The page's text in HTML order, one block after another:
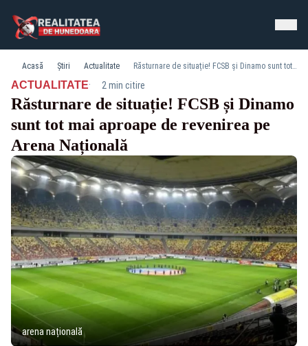
Acasă Știri Actualitate Răsturnare de situație! FCSB și Dinamo sunt tot mai aproape de revenirea pe Arena Națională
ACTUALITATE· 2 min citire
Răsturnare de situație! FCSB și Dinamo
sunt tot mai aproape de revenirea pe
Arena Națională
arena națională